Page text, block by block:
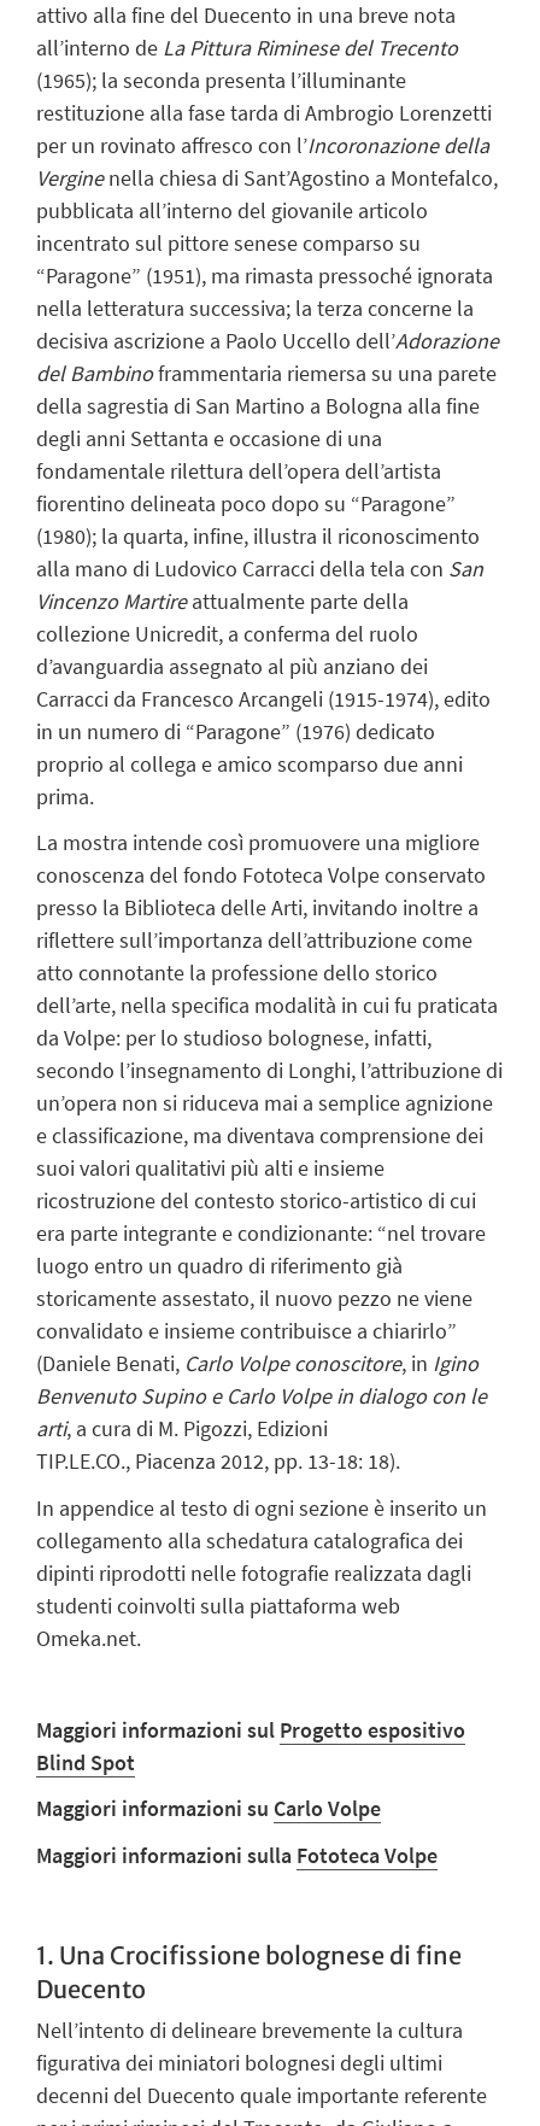
attivo alla fine del Duecento in una breve nota
all’interno de La Pittura Riminese del Trecento
(1965); la seconda presenta l’illuminante
restituzione alla fase tarda di Ambrogio Lorenzetti
per un rovinato affresco con l’Incoronazione della
Verginenella chiesa di Sant’Agostino a Montefalco,
pubblicata all’interno del giovanile articolo
incentrato sul pittore senese comparso su
“Paragone” (1951), ma rimasta pressoché ignorata
nella letteratura successiva; la terza concerne la
decisiva ascrizione a Paolo Uccello dell’Adorazione
del Bambinoframmentaria riemersa su una parete
della sagrestia di San Martino a Bologna alla fine
degli anni Settanta e occasione di una
fondamentale rilettura dell’opera dell’artista
fiorentino delineata poco dopo su “Paragone”
(1980); la quarta, infine, illustra il riconoscimento
alla mano di Ludovico Carracci della tela con San
Vincenzo Martireattualmente parte della
collezione Unicredit, a conferma del ruolo
d’avanguardia assegnato al più anziano dei
Carracci da Francesco Arcangeli (1915-1974), edito
in un numero di “Paragone” (1976) dedicato
proprio al collega e amico scomparso due anni
prima.
La mostra intende così promuovere una migliore
conoscenza del fondo Fototeca Volpe conservato
presso la Biblioteca delle Arti, invitando inoltre a
riflettere sull’importanza dell’attribuzione come
atto connotante la professione dello storico
dell’arte, nella specifica modalità in cui fu praticata
da Volpe: per lo studioso bolognese, infatti,
secondo l’insegnamento di Longhi, l’attribuzione di
un’opera non si riduceva mai a semplice agnizione
e classificazione, ma diventava comprensione dei
suoi valori qualitativi più alti e insieme
ricostruzione del contesto storico-artistico di cui
era parte integrante e condizionante: “nel trovare
luogo entro un quadro di riferimento già
storicamente assestato, il nuovo pezzo ne viene
convalidato e insieme contribuisce a chiarirlo”
(Daniele Benati, Carlo Volpe conoscitore, in Igino
Benvenuto Supino e Carlo Volpe in dialogo con le
arti, a cura di M. Pigozzi, Edizioni
TIP.LE.CO., Piacenza 2012, pp. 13-18: 18).
In appendice al testo di ogni sezione è inserito un
collegamento alla schedatura catalografica dei
dipinti riprodotti nelle fotografie realizzata dagli
studenti coinvolti sulla piattaforma web
Omeka.net.
Maggiori informazioni sul Progetto espositivo
Blind Spot
Maggiori informazioni su Carlo Volpe
Maggiori informazioni sulla Fototeca Volpe
1. Una Crocifissione bolognese di fine
Duecento
Nell’intento di delineare brevemente la cultura
figurativa dei miniatori bolognesi degli ultimi
decenni del Duecento quale importante referente